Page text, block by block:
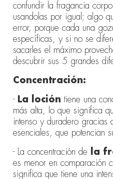
confundir la fragancia
usandolas por igual; algo
error, porque cada una
específicas, y si no se
sacarles el máximo
descubrir sus 5 grandes
Concentración:
- La loción tiene una
más alta, lo que significa
intenso y duradero gracias
esenciales, que potencian
- La concentración de
la
es menor en comparación
significa que tiene una